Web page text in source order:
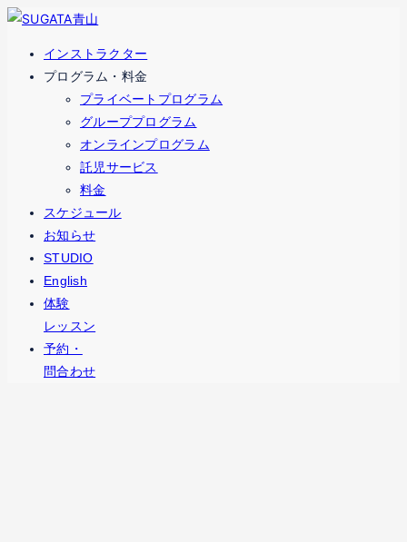
コ
ナ
インストラクター
プログラム・料金
プライベートプログラム
グループプログラム
オンラインプログラム
託児サービス
料金
スケジュール
お知らせ
STUDIO
English
体験
レッスン
予約・
問合わせ